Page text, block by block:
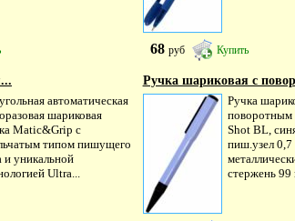
68 руб Купить
автоматическая
шариковая
Matic&Grip с
типом пишущего
и уникальной
Ultra...
Ручка шариковая с
Ручка
поворотным
Shot BL,
пиш.узел
стержень 99